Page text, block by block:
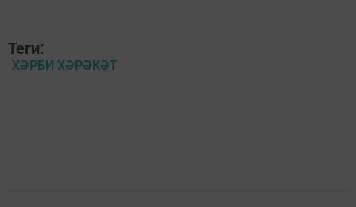
Теги:
ХӘРБИ ХӘРӘКӘТ